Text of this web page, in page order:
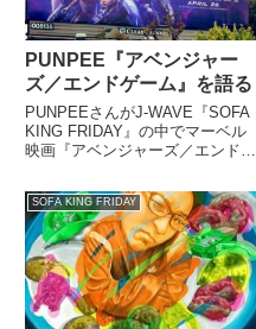
PUNPEE『アベンジャー
ズ／エンドゲーム』を語る
PUNPEEさんがJ-WAVE『SOFA
KING FRIDAY』の中でマーベル
映画『アベンジャーズ／エンドゲ
（ほぼネタバレなしです）。
（PUNPEE）お送りしたのはロ
バート・ダウニー・Jr、ポリスの
カバーで『...
SOFA KING FRIDAY